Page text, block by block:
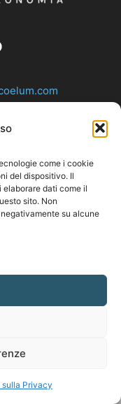
come i cookie
del dispositivo. Il
dati come il
sito. Non
su alcune
Privacy